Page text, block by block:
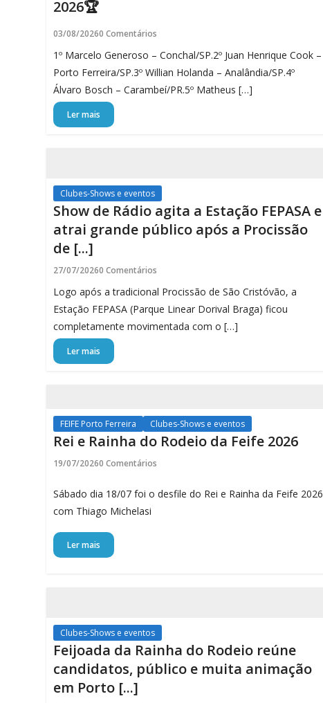
Porto
Ferreira
Online
2026🏆
03/08/20260 Comentários
1º Marcelo Generoso – Conchal/SP.2º Juan Henrique Cook –
Porto Ferreira/SP.3º Willian Holanda – Analândia/SP.4º
Álvaro Bosch – Carambeí/PR.5º Matheus […]
Ler mais
Clubes-Shows e eventos
Show de Rádio agita a Estação FEPASA e
atrai grande público após a Procissão
de [...]
27/07/20260 Comentários
Logo após a tradicional Procissão de São Cristóvão, a
Estação FEPASA (Parque Linear Dorival Braga) ficou
completamente movimentada com o […]
Ler mais
FEIFE Porto Ferreira Clubes-Shows e eventos
Rei e Rainha do Rodeio da Feife 2026
19/07/20260 Comentários
Sábado dia 18/07 foi o desfile do Rei e Rainha da Feife 2026
com Thiago Michelasi
Ler mais
Clubes-Shows e eventos
Feijoada da Rainha do Rodeio reúne
candidatos, público e muita animação
em Porto [...]